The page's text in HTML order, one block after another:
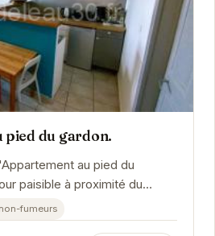
pied du gardon.
au pied du
paisible à proximité du
Gard. Son emplacement idéal...
fumeurs